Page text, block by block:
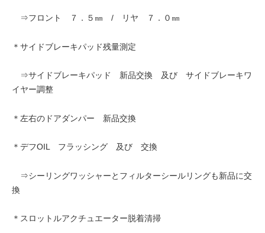
⇒フロント ７．５㎜ / リヤ ７．０㎜
＊サイドブレーキパッド残量測定
⇒サイドブレーキパッド 新品交換 及び サイドブレーキワ
イヤー調整
＊左右のドアダンパー 新品交換
＊デフOIL フラッシング 及び 交換
⇒シーリングワッシャーとフィルターシールリングも新品に交
換
＊スロットルアクチュエーター脱着清掃